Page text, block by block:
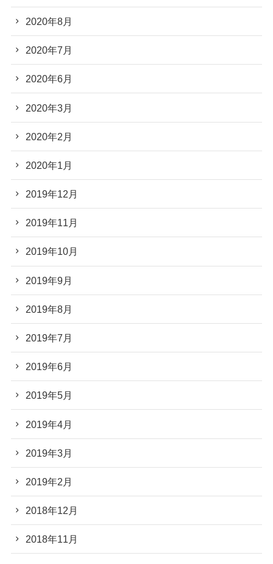
2020年8月
2020年7月
2020年6月
2020年3月
2020年2月
2020年1月
2019年12月
2019年11月
2019年10月
2019年9月
2019年8月
2019年7月
2019年6月
2019年5月
2019年4月
2019年3月
2019年2月
2018年12月
2018年11月